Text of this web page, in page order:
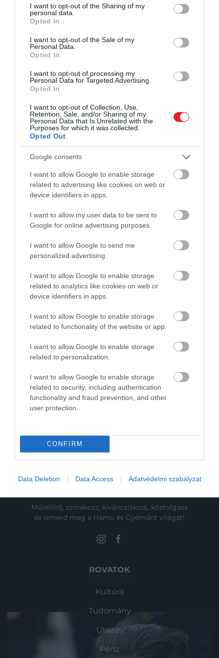
not limited to your visit or usage behaviour. You may click to
grant or deny consent to Google and its third-party tags to
use your data for below specified purposes in below Google
consent section.
I want to opt-out of the Sharing of my
personal data.
Opted In
I want to opt-out of the Sale of my
Personal Data.
Opted In
I want to opt-out of processing my
Personal Data for Targeted Advertising.
Opted In
I want to opt-out of Collection, Use,
Retention, Sale, and/or Sharing of my
Personal Data that Is Unrelated with the
Purposes for which it was collected.
Opted Out
Google consents
I want to allow Google to enable storage
related to advertising like cookies on web or
device identifiers in apps.
I want to allow my user data to be sent to
Google for online advertising purposes.
I want to allow Google to send me
personalized advertising.
I want to allow Google to enable storage
related to analytics like cookies on web or
device identifiers in apps.
I want to allow Google to enable storage
related to functionality of the website or app.
I want to allow Google to enable storage
related to personalization.
I want to allow Google to enable storage
related to security, including authentication
functionality and fraud prevention, and other
user protection.
CONFIRM
Data Deletion Data Access Adatvédelmi szabályzat
Kim Jodzsong sokáig csak árnyékként
kezében, fél lépéssel a diktátor mögött,
mintha csak a protokoll része lenne. Ma
már Észak-Korea egyik legfélelmetesebb
politikai hangja: a Kim-dinasztia belső
köréhez tartozik, és gyakran ő mondja ki…
Észak-Korea legfélelmetesebb
HAMU ÉS GYÉMÁNT
Művelődj, szórakozz, kíváncsiskodj, kóstolgass
és ismerd meg a Hamu és Gyémánt világát!
ROVATOK
Kultúra
Tudomány
Utazás
Pénz